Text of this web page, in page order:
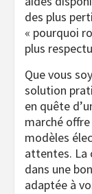
des plus
« pourquoi
plus
Que vous
solution
en quête
marché
modèles
attentes. La
dans une
adaptée à